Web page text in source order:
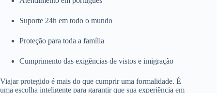
Suporte 24h em todo o mundo
Proteção para toda a família
Cumprimento das exigências de vistos e imigração
Viajar protegido é mais do que cumprir uma formalidade. É
uma escolha inteligente para garantir que sua experiência em